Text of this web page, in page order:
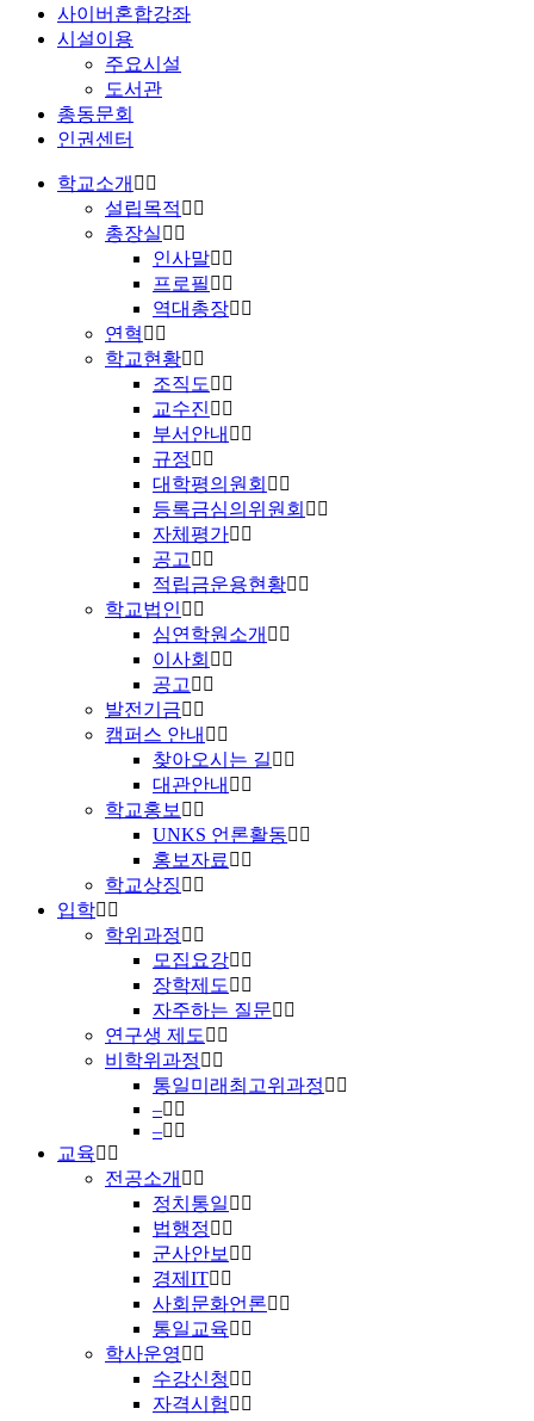
사이버혼합강좌
시설이용
주요시설
도서관
총동문회
인권센터
학교소개
설립목적
총장실
인사말
프로필
역대총장
연혁
학교현황
조직도
교수진
부서안내
규정
대학평의원회
등록금심의위원회
자체평가
공고
적립금운용현황
학교법인
심연학원소개
이사회
공고
발전기금
캠퍼스 안내
찾아오시는 길
대관안내
학교홍보
UNKS 언론활동
홍보자료
학교상징
입학
학위과정
모집요강
장학제도
자주하는 질문
연구생 제도
비학위과정
통일미래최고위과정
–
–
교육
전공소개
정치통일
법행정
군사안보
경제IT
사회문화언론
통일교육
학사운영
수강신청
자격시험